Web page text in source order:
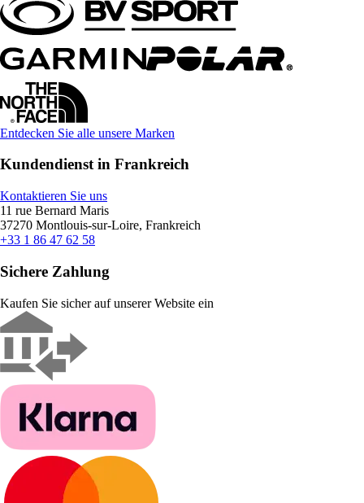
Entdecken Sie alle unsere Marken
Kundendienst in Frankreich
Kontaktieren Sie uns
11 rue Bernard Maris
37270 Montlouis-sur-Loire, Frankreich
+33 1 86 47 62 58
Sichere Zahlung
Kaufen Sie sicher auf unserer Website ein